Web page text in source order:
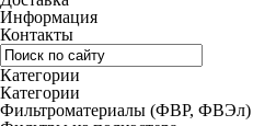
Информация
Контакты
Категории
Категории
Фильтроматериалы (ФВР, ФВЭл)